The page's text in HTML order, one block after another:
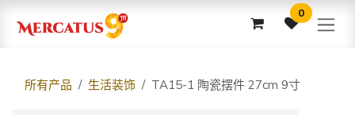
0
所有产品 生活装饰 TA15-1 陶瓷摆件 27cm 9寸